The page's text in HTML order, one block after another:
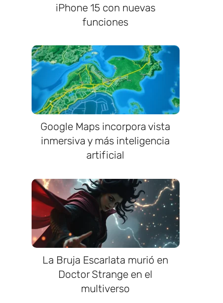
iPhone 15 con nuevas
funciones
Google Maps incorpora vista
inmersiva y más inteligencia
artificial
La Bruja Escarlata murió en
Doctor Strange en el
multiverso